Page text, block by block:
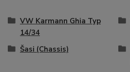
VW Karmann Ghia Typ
14/34
Šasi (Chassis)